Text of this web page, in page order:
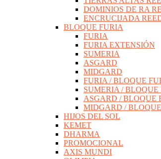
DOMINIOS DE RA
ENCRUCIJADA
BLOQUE FURIA
FURIA
FURIA EXTENSIÓN
SUMERIA
ASGARD
MIDGARD
FURIA / BLOQUE
SUMERIA / BLOQUE
ASGARD / BLOQUE
MIDGARD /
HIJOS DEL SOL
KEMET
DHARMA
PROMOCIONAL
AXIS MUNDI